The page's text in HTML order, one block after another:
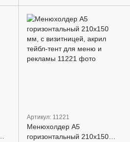
Артикул: 11221
Менюхолдер А5
горизонтальный 210x150